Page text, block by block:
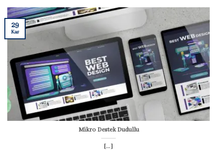
Mikro Destek Dudullu
[...]
29
Kas